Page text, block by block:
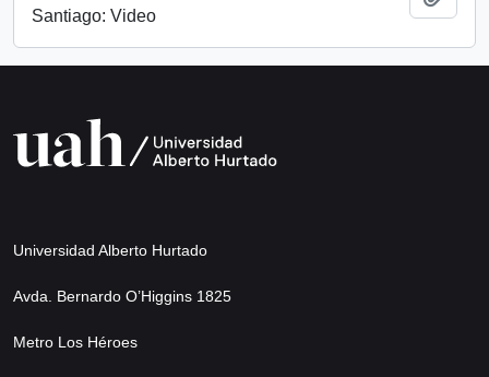
Santiago: Video
Universidad Alberto Hurtado
Avda. Bernardo O’Higgins 1825
Metro Los Héroes